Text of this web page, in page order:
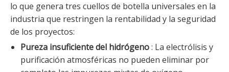
lo que genera tres cuellos de botella universales en la
industria que restringen la rentabilidad y la seguridad
de los proyectos:
Pureza insuficiente del hidrógeno: La electrólisis y
purificación atmosféricas no pueden eliminar por